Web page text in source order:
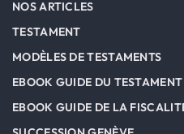
NOS ARTICLES
TESTAMENT
MODÈLES DE TESTAMENTS
EBOOK GUIDE DU
EBOOK GUIDE DE LA